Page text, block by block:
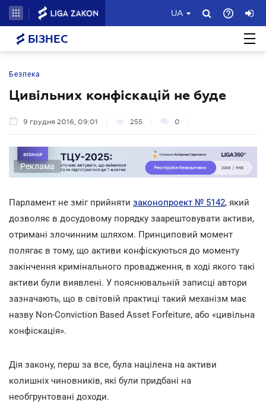
UA
БІЗНЕС
Безпека
Цивільних конфіскацій не буде
9 грудня 2016, 09:01 255 0
Реклама
Парламент не зміг прийняти законопроект № 5142, який
дозволяє в досудовому порядку заарештовувати активи,
отримані злочинним шляхом. Принциповий момент
полягає в тому, що активи конфіскуються до моменту
закінчення кримінального провадження, в ході якого такі
активи були виявлені. У пояснювальній записці автори
зазначають, що в світовій практиці такий механізм має
назву Non-Conviction Based Asset Forfeiture, або «цивільна
конфіскація».
Дія закону, перш за все, була націлена на активи
колишніх чиновників, які були придбані на
необгрунтовані доходи.